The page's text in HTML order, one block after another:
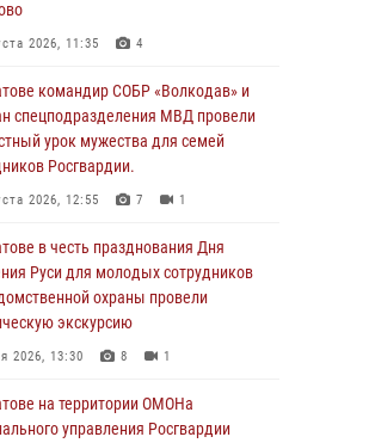
2026, 11:35 4
командир СОБР «Волкодав» и
спецподразделения МВД провели
урок мужества для семей
Росгвардии.
2026, 12:55 7 1
в честь празднования Дня
Руси для молодых сотрудников
охраны провели
экскурсию
2026, 13:30 8 1
на территории ОМОНа
управления Росгвардии